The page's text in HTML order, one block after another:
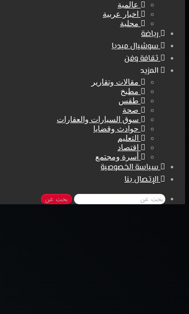
عالمية
اخبار عربية
محلية
رياضة
سوشيال ميديا
ثقافة وفن
المزيد
مقالات وتقارير
مطبخ
طقس
صحة
سوق السيارات والعقارات
حوادث وقضايا
التعليم
اقتصاد
أسرة ومجتمع
سياسة الخصوصية
الإتصال بنا
بحث عن